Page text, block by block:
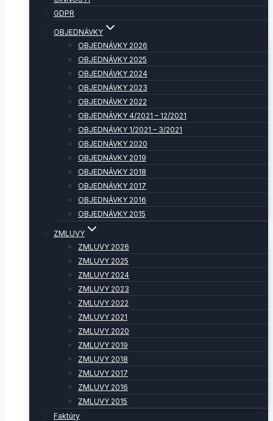
GDPR
OBJEDNÁVKY
OBJEDNÁVKY 2026
OBJEDNÁVKY 2025
OBJEDNÁVKY 2024
OBJEDNÁVKY 2023
OBJEDNÁVKY 2022
OBJEDNÁVKY 4/2021 – 12/2021
OBJEDNÁVKY 1/2021 – 3/2021
OBJEDNÁVKY 2020
OBJEDNÁVKY 2019
OBJEDNÁVKY 2018
OBJEDNÁVKY 2017
OBJEDNÁVKY 2016
OBJEDNÁVKY 2015
ZMLUVY
ZMLUVY 2026
ZMLUVY 2025
ZMLUVY 2024
ZMLUVY 2023
ZMLUVY 2022
ZMLUVY 2021
ZMLUVY 2020
ZMLUVY 2019
ZMLUVY 2018
ZMLUVY 2017
ZMLUVY 2016
ZMLUVY 2015
Faktúry